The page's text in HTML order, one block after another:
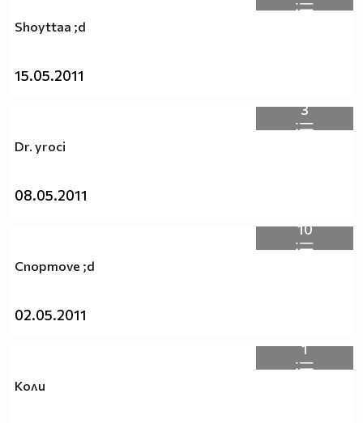
Shoyttaa ;d
15.05.2011
3
Dr. yroci
08.05.2011
10
Спортоve ;d
02.05.2011
1
Коли